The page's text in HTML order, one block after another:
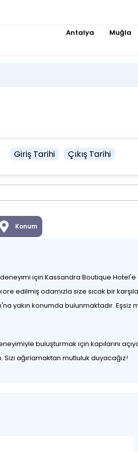
Antalya Muğla
Giriş Tarihi Çıkış Tarihi
Konum
için Kassandra Boutique Hotel'e
edilmiş odamızla size sıcak bir
yakın konumda bulunmaktadır.
buluşturmak için kapılarını
Sizi ağırlamaktan mutluluk duyacağız!